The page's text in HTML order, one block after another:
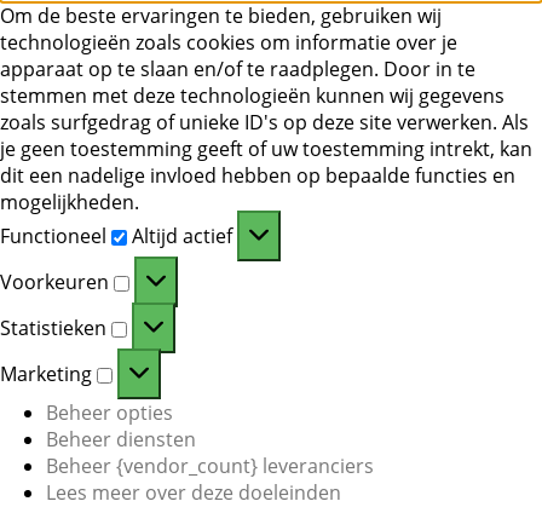
Om de beste ervaringen te bieden, gebruiken wij
technologieën zoals cookies om informatie over je
apparaat op te slaan en/of te raadplegen. Door in te
stemmen met deze technologieën kunnen wij gegevens
zoals surfgedrag of unieke ID's op deze site verwerken. Als
je geen toestemming geeft of uw toestemming intrekt, kan
dit een nadelige invloed hebben op bepaalde functies en
mogelijkheden.
Functioneel
Functioneel
Altijd actief
Voorkeuren
Voorkeuren
Statistieken Statistieken
Marketing
Marketing
Beheer opties
Beheer diensten
Beheer {vendor_count} leveranciers
Lees meer over deze doeleinden